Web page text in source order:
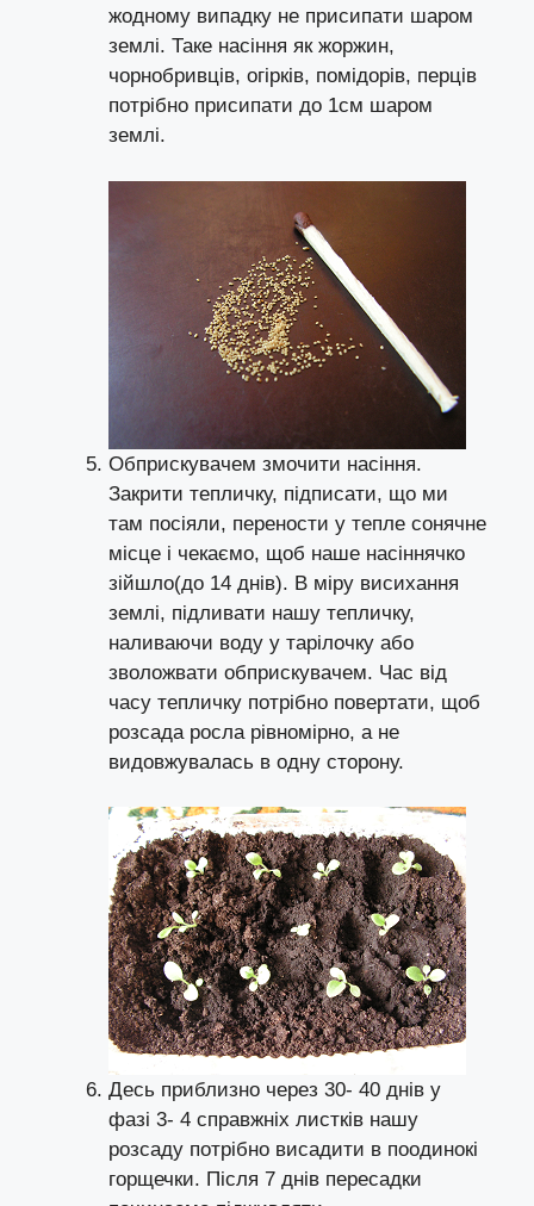
жодному випадку не присипати шаром
землі. Таке насіння як жоржин,
чорнобривців, огірків, помідорів, перців
потрібно присипати до 1см шаром
землі.
Обприскувачем змочити насіння.
Закрити тепличку, підписати, що ми
там посіяли, перености у тепле сонячне
місце і чекаємо, щоб наше насіннячко
зійшло(до 14 днів). В міру висихання
землі, підливати нашу тепличку,
наливаючи воду у тарілочку або
зволожвати обприскувачем. Час від
часу тепличку потрібно повертати, щоб
розсада росла рівномірно, а не
видовжувалась в одну сторону.
Десь приблизно через 30- 40 днів у
фазі 3- 4 справжніх листків нашу
розсаду потрібно висадити в поодинокі
горщечки. Після 7 днів пересадки